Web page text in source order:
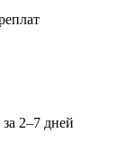
2–7 дней